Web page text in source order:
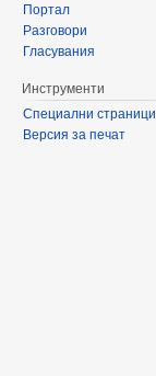
Портал
Разговори
Гласувания
Инструменти
Специални страници
Версия за печат